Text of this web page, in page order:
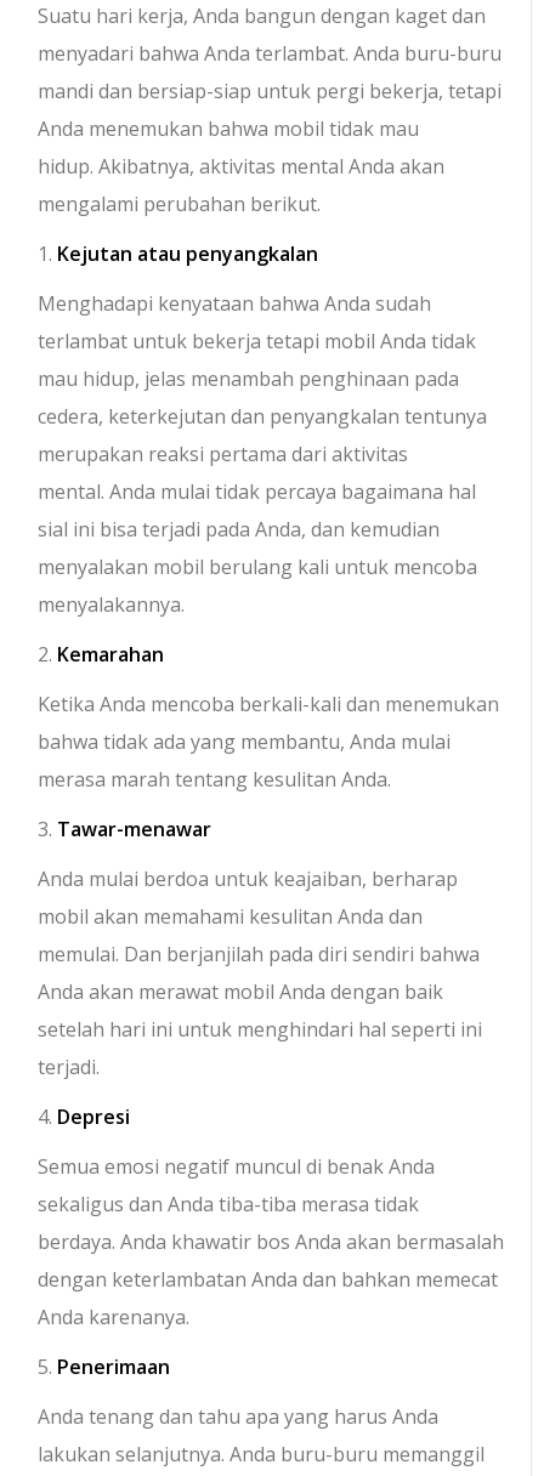
Suatu hari kerja, Anda bangun dengan kaget dan
menyadari bahwa Anda terlambat. Anda buru-buru
mandi dan bersiap-siap untuk pergi bekerja, tetapi
Anda menemukan bahwa mobil tidak mau
hidup. Akibatnya, aktivitas mental Anda akan
mengalami perubahan berikut.
1. Kejutan atau penyangkalan
Menghadapi kenyataan bahwa Anda sudah
terlambat untuk bekerja tetapi mobil Anda tidak
mau hidup, jelas menambah penghinaan pada
cedera, keterkejutan dan penyangkalan tentunya
merupakan reaksi pertama dari aktivitas
mental. Anda mulai tidak percaya bagaimana hal
sial ini bisa terjadi pada Anda, dan kemudian
menyalakan mobil berulang kali untuk mencoba
menyalakannya.
2. Kemarahan
Ketika Anda mencoba berkali-kali dan menemukan
bahwa tidak ada yang membantu, Anda mulai
merasa marah tentang kesulitan Anda.
3. Tawar-menawar
Anda mulai berdoa untuk keajaiban, berharap
mobil akan memahami kesulitan Anda dan
memulai. Dan berjanjilah pada diri sendiri bahwa
Anda akan merawat mobil Anda dengan baik
setelah hari ini untuk menghindari hal seperti ini
terjadi.
4. Depresi
Semua emosi negatif muncul di benak Anda
sekaligus dan Anda tiba-tiba merasa tidak
berdaya. Anda khawatir bos Anda akan bermasalah
dengan keterlambatan Anda dan bahkan memecat
Anda karenanya.
5. Penerimaan
Anda tenang dan tahu apa yang harus Anda
lakukan selanjutnya. Anda buru-buru memanggil